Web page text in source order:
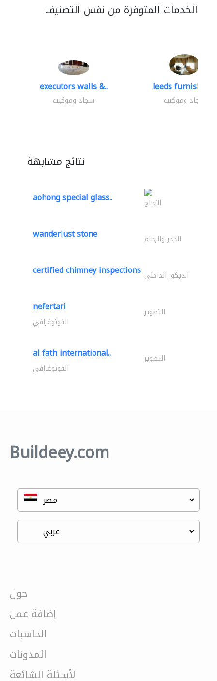
الخدمات المتوفرة من نفس التصنيف
executors walls &..
سجاد وموكيت
leeds furnishings
سجاد وموكيت
نتائج مشابهة
aohong special glass.. الزجاج
wanderlust stone الحجر والرخام
certified chimney inspections الديكور الداخلي
nefertari التصوير
الفوتوغرافي
al fath international.. التصوير
الفوتوغرافي
Buildeey.com
حول
إضافة عمل
الحاسبات
المدونات
الأسئلة الشائعة